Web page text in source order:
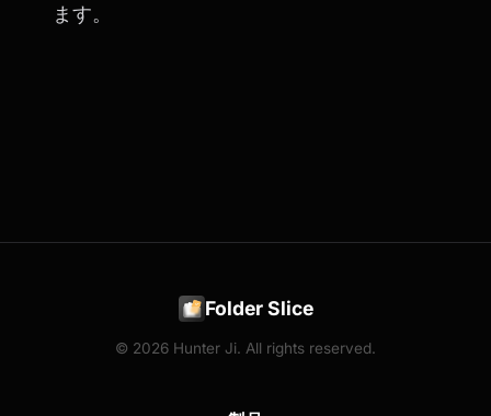
ます。
Folder Slice
© 2026 Hunter Ji. All rights reserved.